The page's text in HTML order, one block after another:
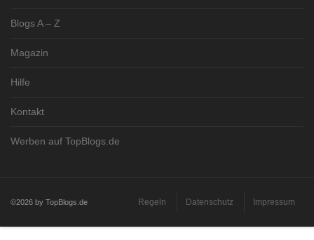
Blogs A – Z
Magazin
Hilfe
Kontakt
Werben auf TopBlogs.de
©2026 by TopBlogs.de Regeln Datenschutz Impressum